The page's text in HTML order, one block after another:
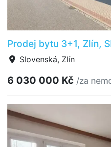
Prodej bytu 3+1, Zlín,
Slovenská, Zlín
6 030 000 Kč /za